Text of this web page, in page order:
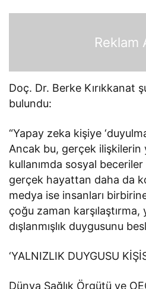
Reklam
Doç. Dr. Berke Kırıkkanat
bulundu:
“Yapay zeka kişiye
Ancak bu, gerçek ilişkilerin
kullanımda sosyal
gerçek hayattan daha da
medya ise insanları
çoğu zaman
dışlanmışlık duygusunu
‘YALNIZLIK DUYGUSU
Dünya Sağlık Örgütü ve